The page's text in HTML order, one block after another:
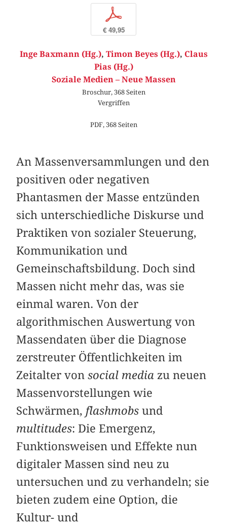
p
€ 49,95
Inge Baxmann (Hg.), Timon Beyes (Hg.), Claus
Pias (Hg.)
Soziale Medien – Neue Massen
Broschur, 368 Seiten
Vergriffen
PDF, 368 Seiten
An Massenversammlungen und den
positiven oder negativen
Phantasmen der Masse entzünden
sich unterschiedliche Diskurse und
Praktiken von sozialer Steuerung,
Kommunikation und
Gemeinschaftsbildung. Doch sind
Massen nicht mehr das, was sie
einmal waren. Von der
algorithmischen Auswertung von
Massendaten über die Diagnose
zerstreuter Öffentlichkeiten im
Zeitalter vonsocial media zu neuen
Massen­vor­stellungen wie
Schwärmen, flashmobs und
multitudes: Die Emergenz,
Funktionsweisen und Effekte nun
digitaler Massen sind neu zu
untersuchen und zu verhandeln; sie
bieten zudem eine Option, die
Kultur- und